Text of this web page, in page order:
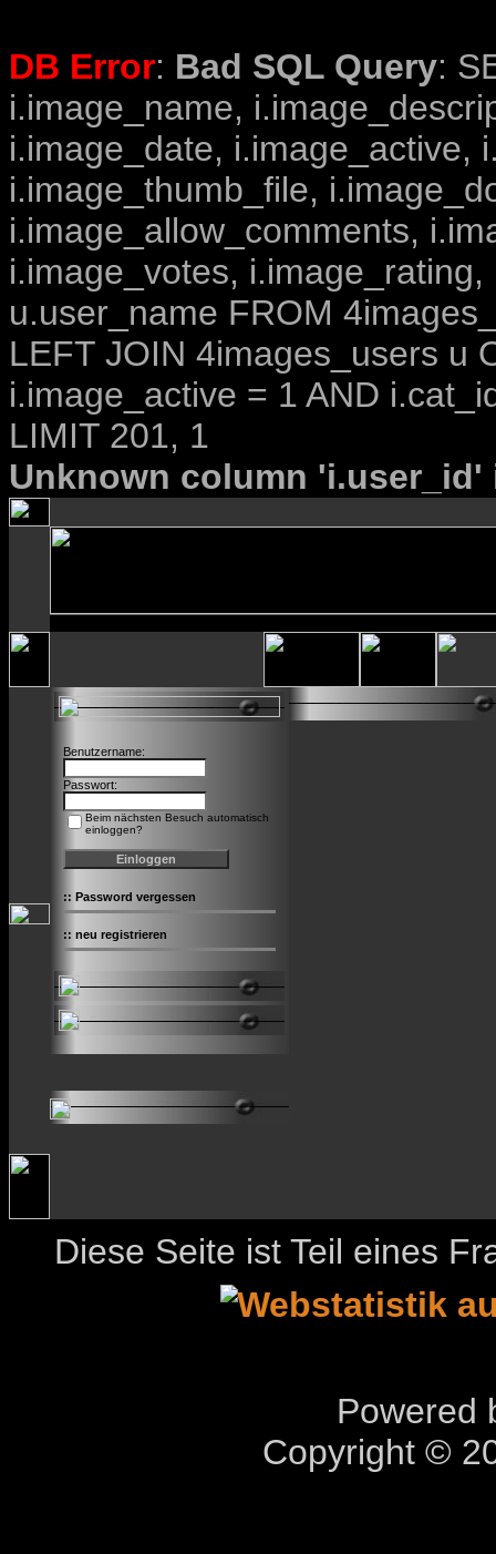
DB Error: Bad SQL Query:
i.image_name,
i.image_date, i.image_active,
i.image_thumb_file,
i.image_allow_comments,
i.image_votes,
u.user_name FROM
LEFT JOIN 4images_users u
i.image_active = 1 AND
LIMIT 201, 1
Unknown column
Benutzername:
Passwort:
Beim nächsten Besuch automatisch
einloggen?
:: Password vergessen
:: neu registrieren
Diese Seite ist Teil eines
Powered
Copyright ©